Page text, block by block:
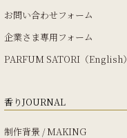
お問い合わせフォーム
企業さま専用フォーム
PARFUM SATORI（English）
香りJOURNAL
制作背景 / MAKING